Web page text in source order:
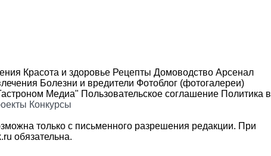
Красота и здоровье Рецепты Домоводство Арсенал
Болезни и вредители Фотоблог (фотогалереи)
Медиа" Пользовательское соглашение Политика в
Конкурсы
только с письменного разрешения редакции. При
обязательна.